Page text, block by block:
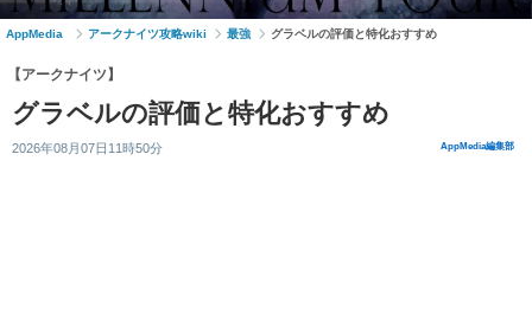
AppMedia アークナイツ攻略wiki 最強 グラベルの評価と特化おすすめ
【アークナイツ】
グラベルの評価と特化おすすめ
2026年08月07日11時50分 AppMedia編集部